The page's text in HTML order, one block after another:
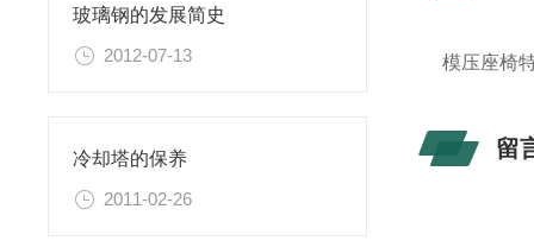
玻璃钢的发展简史
2012-07-13
冷却塔的保养
2011-02-26
模压座椅
留